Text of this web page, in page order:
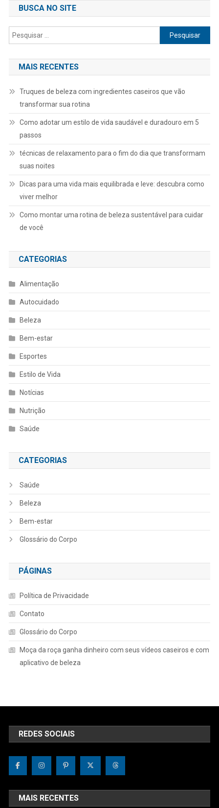
BUSCA NO SITE
Pesquisar
por:
MAIS RECENTES
Truques de beleza com ingredientes caseiros que vão
transformar sua rotina
Como adotar um estilo de vida saudável e duradouro em 5
passos
técnicas de relaxamento para o fim do dia que transformam
suas noites
Dicas para uma vida mais equilibrada e leve: descubra como
viver melhor
Como montar uma rotina de beleza sustentável para cuidar
de você
CATEGORIAS
Alimentação
Autocuidado
Beleza
Bem-estar
Esportes
Estilo de Vida
Notícias
Nutrição
Saúde
CATEGORIAS
Saúde
Beleza
Bem-estar
Glossário do Corpo
PÁGINAS
Política de Privacidade
Contato
Glossário do Corpo
Moça da roça ganha dinheiro com seus vídeos caseiros e com
aplicativo de beleza
REDES SOCIAIS
MAIS RECENTES